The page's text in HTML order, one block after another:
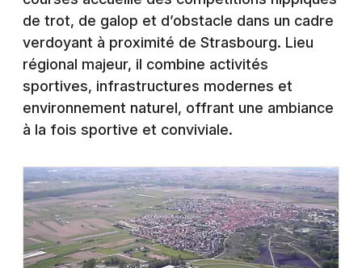
Sports
Soirées
Sorties famille
Sorties & loisirs
Hippodrome dans le Bas-Rhin
Hippodrome en Alsace
Paris
Strasbourg
Toulouse
Toutes les villes
de trot, de galop et d’obstacle dans un cadre
verdoyant à proximité de Strasbourg. Lieu
régional majeur, il combine activités
sportives, infrastructures modernes et
environnement naturel, offrant une ambiance
à la fois sportive et conviviale.